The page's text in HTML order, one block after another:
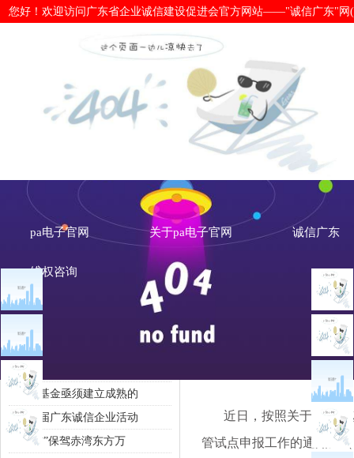
您好！欢迎访问广东省企业诚信建设促进会官方网站——"诚信广东"网
国家知识产权局开展信用分级分类
官网
pa电子官网 关于pa电子官网 诚信广东
维权咨询
文章点击排行
重大突发公共卫生事件一
2020广东省守合同重信用企
私募基金亟须建立成熟的
第五届广东诚信企业活动
“诚信”保驾赤湾东方万
诚信新闻
近日，按照关于强化知
管试点申报工作的通知》